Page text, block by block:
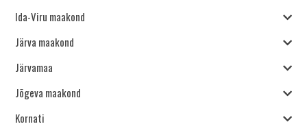
Ida-Viru maakond
Järva maakond
Järvamaa
Jõgeva maakond
Kornati